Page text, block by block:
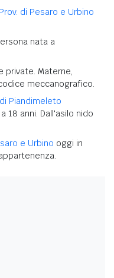
di Pesaro e Urbino
nata a
private. Materne,
meccanografico.
Piandimeleto
18 anni. Dall'asilo nido
e Urbino oggi in